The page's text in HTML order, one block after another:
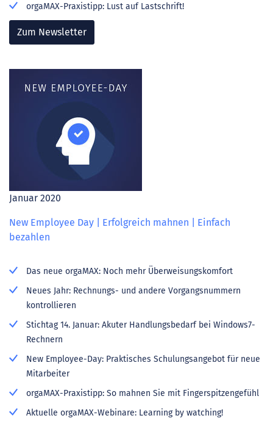
orgaMAX-Praxistipp: Lust auf Lastschrift!
Zum Newsletter
Januar 2020
New Employee Day | Erfolgreich mahnen | Einfach
bezahlen
Das neue orgaMAX: Noch mehr Überweisungskomfort
Neues Jahr: Rechnungs- und andere Vorgangsnummern
kontrollieren
Stichtag 14. Januar: Akuter Handlungsbedarf bei Windows7-
Rechnern
New Employee-Day: Praktisches Schulungsangebot für neue
Mitarbeiter
orgaMAX-Praxistipp: So mahnen Sie mit Fingerspitzengefühl
Aktuelle orgaMAX-Webinare: Learning by watching!